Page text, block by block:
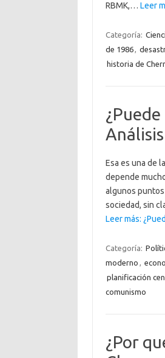
RBMK,… Leer
Categoría:
de 1986,
historia de
Esa es una de
depende
algunos puntos
sociedad, sin
Leer más:
Categoría:
moderno ,
planificación
comunismo
¿Por